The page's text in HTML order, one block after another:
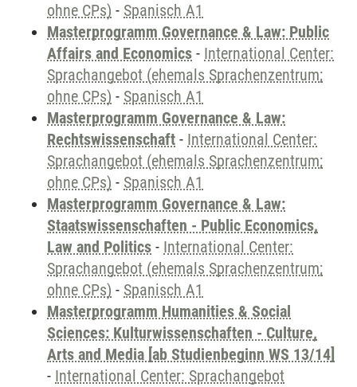
ohne CPs) - Spanisch A1
Masterprogramm Governance & Law: Public
Affairs and Economics - International Center:
Sprachangebot (ehemals Sprachenzentrum;
ohne CPs) - Spanisch A1
Masterprogramm Governance & Law:
Rechtswissenschaft - International Center:
Sprachangebot (ehemals Sprachenzentrum;
ohne CPs) - Spanisch A1
Masterprogramm Governance & Law:
Staatswissenschaften - Public Economics,
Law and Politics - International Center:
Sprachangebot (ehemals Sprachenzentrum;
ohne CPs) - Spanisch A1
Masterprogramm Humanities & Social
Sciences: Kulturwissenschaften - Culture,
Arts and Media [ab Studienbeginn WS 13/14]
- International Center: Sprachangebot